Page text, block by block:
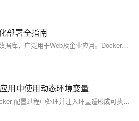
部署全指南
MySQL是一款开源关系型数据库，广泛用于Web及企业应用。Docker容器化部署可解决环境不一致、依赖冲突问题，实现高效、隔离、轻量的MySQL服务运行，支持数据持久化与快速迁移，适用于开发、测试及生产环境。
用中使用动态环境变量
以上步骤展示了如何在 Docker 配置过程中处理并注入环墨遁形成可执行操作流程，并确保最终用户能够无缝地与之交互而无须关心背后复杂性。